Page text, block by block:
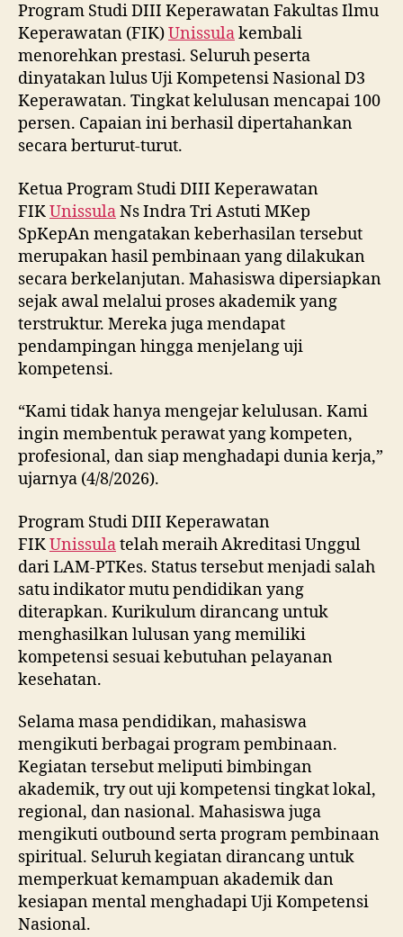
Program Studi DIII Keperawatan Fakultas Ilmu
Keperawatan (FIK)Unissulakembali
menorehkan prestasi. Seluruh peserta
dinyatakan lulus Uji Kompetensi Nasional D3
Keperawatan. Tingkat kelulusan mencapai 100
persen. Capaian ini berhasil dipertahankan
secara berturut-turut.
Ketua Program Studi DIII Keperawatan
FIKUnissulaNs Indra Tri Astuti MKep
SpKepAn mengatakan keberhasilan tersebut
merupakan hasil pembinaan yang dilakukan
secara berkelanjutan. Mahasiswa dipersiapkan
sejak awal melalui proses akademik yang
terstruktur. Mereka juga mendapat
pendampingan hingga menjelang uji
kompetensi.
“Kami tidak hanya mengejar kelulusan. Kami
ingin membentuk perawat yang kompeten,
profesional, dan siap menghadapi dunia kerja,”
ujarnya (4/8/2026).
Program Studi DIII Keperawatan
FIKUnissulatelah meraih Akreditasi Unggul
dari LAM-PTKes. Status tersebut menjadi salah
satu indikator mutu pendidikan yang
diterapkan. Kurikulum dirancang untuk
menghasilkan lulusan yang memiliki
kompetensi sesuai kebutuhan pelayanan
kesehatan.
Selama masa pendidikan, mahasiswa
mengikuti berbagai program pembinaan.
Kegiatan tersebut meliputi bimbingan
akademik, try out uji kompetensi tingkat lokal,
regional, dan nasional. Mahasiswa juga
mengikuti outbound serta program pembinaan
spiritual. Seluruh kegiatan dirancang untuk
memperkuat kemampuan akademik dan
kesiapan mental menghadapi Uji Kompetensi
Nasional.